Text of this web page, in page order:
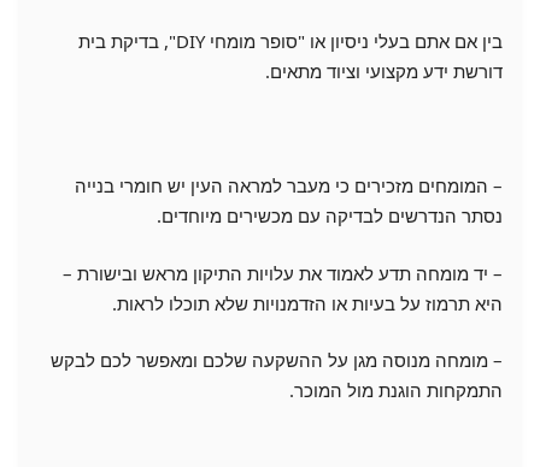
בין אם אתם בעלי ניסיון או "סופר מומחי DIY", בדיקת בית
דורשת ידע מקצועי וציוד מתאים.
– המומחים מזכירים כי מעבר למראה העין יש חומרי בנייה
נסתר הנדרשים לבדיקה עם מכשירים מיוחדים.
– יד מומחה תדע לאמוד את עלויות התיקון מראש ובישורת –
היא תרמוז על בעיות או הזדמנויות שלא תוכלו לראות.
– מומחה מנוסה מגן על ההשקעה שלכם ומאפשר לכם לבקש
התמקחות הוגנת מול המוכר.